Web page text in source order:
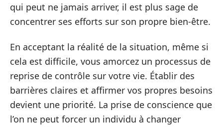
qui peut ne jamais arriver, il est plus sage de
concentrer ses efforts sur son propre bien-être.
En acceptant la réalité de la situation, même si
cela est difficile, vous amorcez un processus de
reprise de contrôle sur votre vie. Établir des
barrières claires et affirmer vos propres besoins
devient une priorité. La prise de conscience que
l’on ne peut forcer un individu à changer